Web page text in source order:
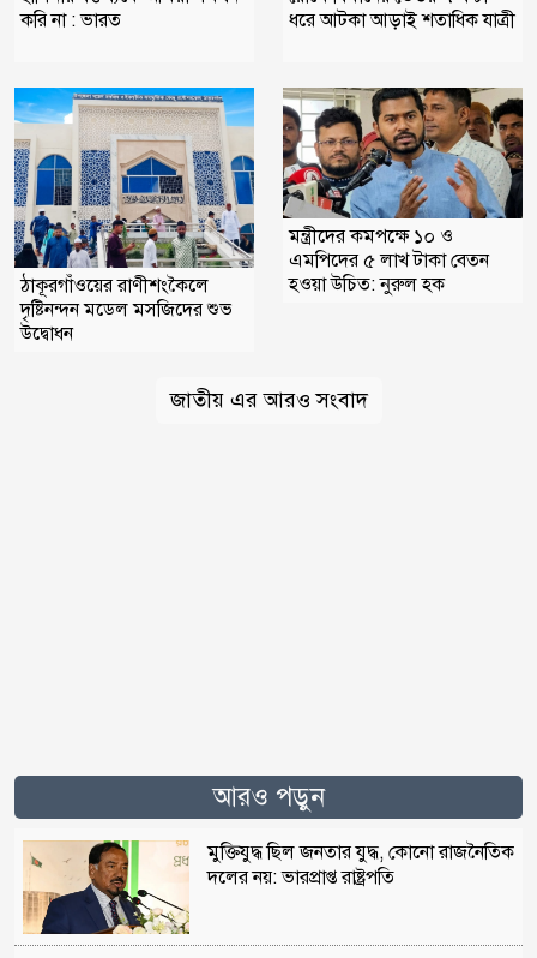
করি না : ভারত
ধরে আটকা আড়াই শতাধিক যাত্রী
ঠাকূরগাঁওয়ের রাণীশংকৈলে
দৃষ্টিনন্দন মডেল মসজিদের শুভ
উদ্বোধন
মন্ত্রীদের কমপক্ষে ১০ ও
এমপিদের ৫ লাখ টাকা বেতন
হওয়া উচিত: নুরুল হক
জাতীয় এর আরও সংবাদ
আরও পড়ুন
মুক্তিযুদ্ধ ছিল জনতার যুদ্ধ, কোনো রাজনৈতিক
দলের নয়: ভারপ্রাপ্ত রাষ্ট্রপতি